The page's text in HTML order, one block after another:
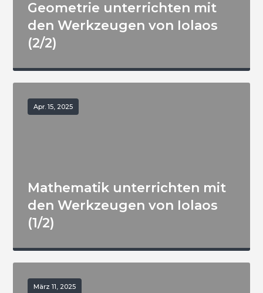
Geometrie unterrichten mit
den Werkzeugen von Iolaos
(2/2)
Apr. 15, 2025
Mathematik unterrichten mit
den Werkzeugen von Iolaos
(1/2)
März 11, 2025